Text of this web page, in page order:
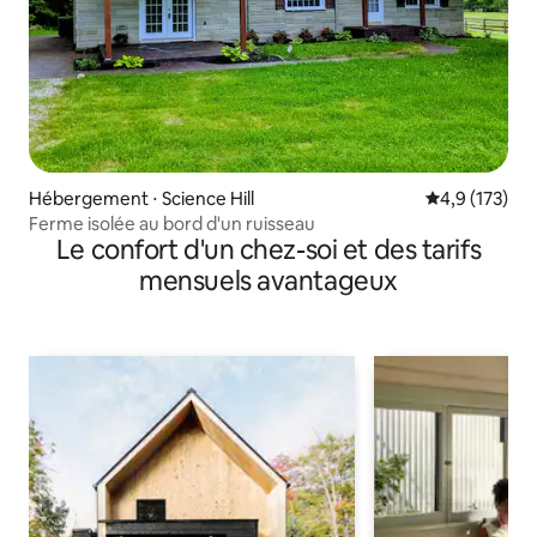
Hébergement ⋅ Science Hill Évaluation
4,9 (173)
Ferme isolée au bord d'un ruisseau
Le confort d'un chez-soi et des tarifs
mensuels avantageux